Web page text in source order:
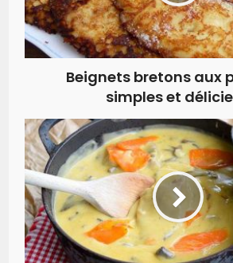
Beignets bretons aux
simples et